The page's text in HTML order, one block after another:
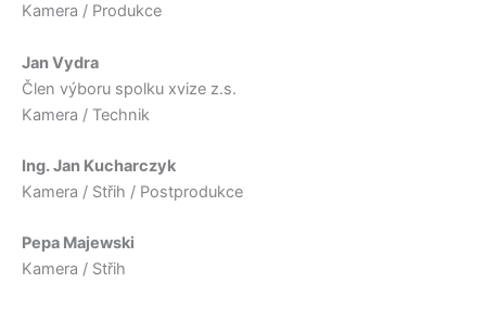
Kamera / Produkce
Jan Vydra
Člen výboru spolku xvize z.s.
Kamera / Technik
Ing. Jan Kucharczyk
Kamera / Střih / Postprodukce
Pepa Majewski
Kamera / Střih